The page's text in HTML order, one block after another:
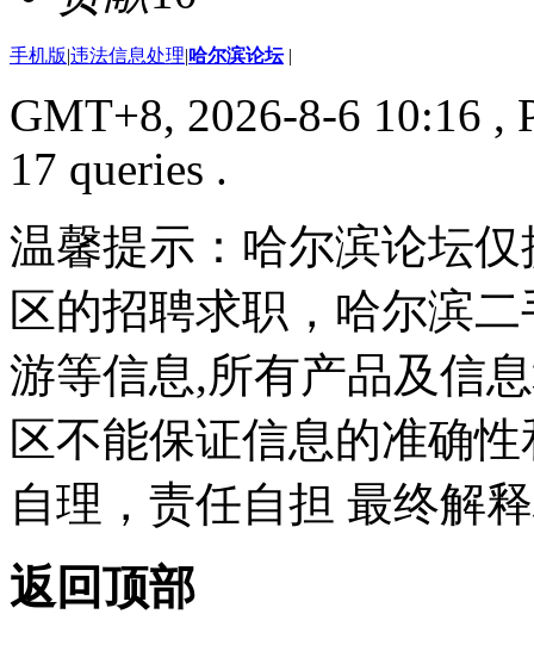
手机版|违法信息处理|哈尔滨论坛 |
GMT+8, 2026-8-6 10:16 ,
17 queries .
温馨提示：哈尔滨论坛
区的招聘求职，哈尔滨
游等信息,所有产品及信
区不能保证信息的准确
自理，责任自担 最终解
返回顶部